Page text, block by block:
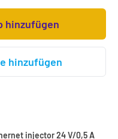
hinzufügen
hinzufügen
injector 24 V/0,5 A